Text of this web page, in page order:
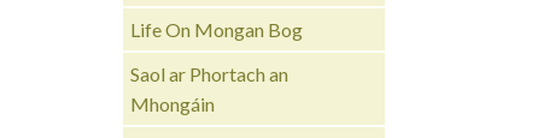
Life On Mongan Bog
Saol ar Phortach an
Mhongáin